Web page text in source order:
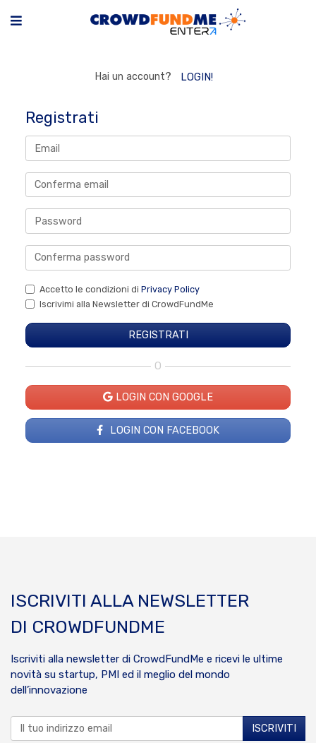
Hai un account? LOGIN!
Registrati
Accetto le condizioni di Privacy Policy
Iscrivimi alla Newsletter di CrowdFundMe
O
LOGIN CON GOOGLE
LOGIN CON FACEBOOK
ISCRIVITI ALLA NEWSLETTER
DI CROWDFUNDME
Iscriviti alla newsletter di CrowdFundMe e ricevi le ultime
novità su startup, PMI ed il meglio del mondo
dell’innovazione